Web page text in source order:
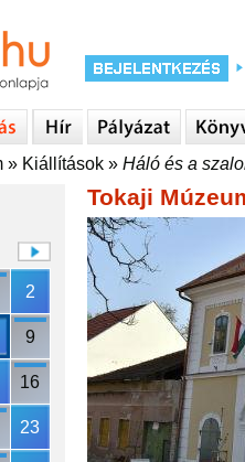
» Kiállítások » Háló és a
2
9
16
23
Tokaji